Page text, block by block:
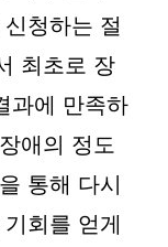
청하는 절
최초로 장
과에 만족하
애의 정도
통해 다시
회를 얻게